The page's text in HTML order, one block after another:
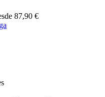
87,90 €